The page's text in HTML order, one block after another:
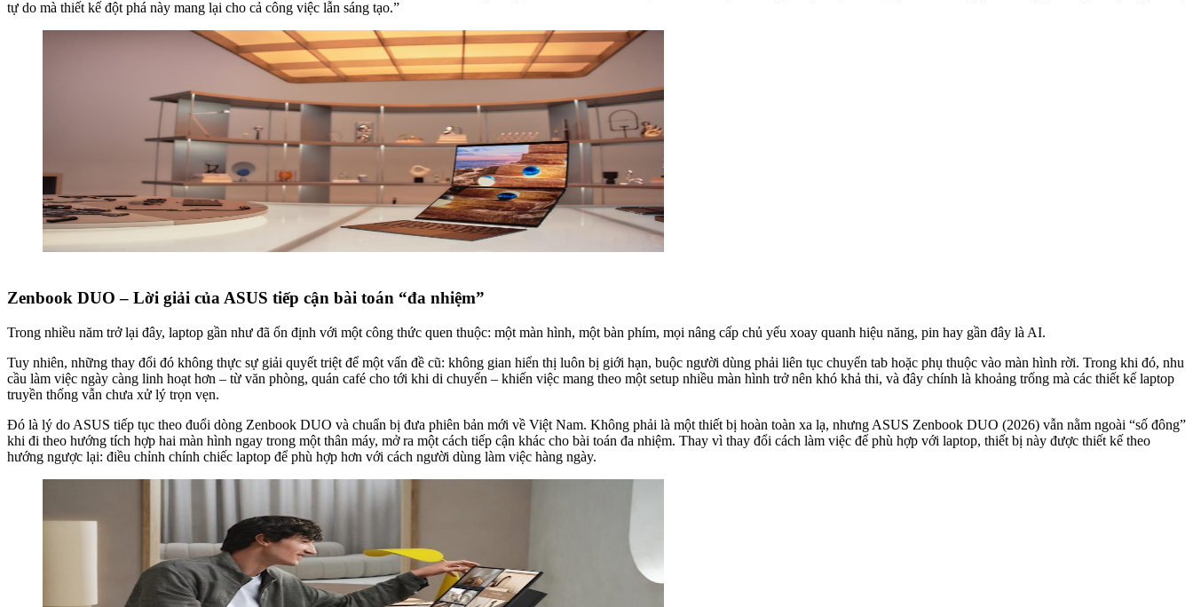
tự do mà thiết kế đột phá này mang lại cho cả công việc lẫn sáng tạo.”
Zenbook DUO – Lời giải của ASUS tiếp cận bài toán “đa nhiệm”
Trong nhiều năm trở lại đây, laptop gần như đã ổn định với một công thức quen thuộc: một màn hình, một bàn phím, mọi nâng cấp chủ yếu xoay quanh hiệu năng, pin hay gần đây là AI.
Tuy nhiên, những thay đổi đó không thực sự giải quyết triệt để một vấn đề cũ: không gian hiển thị luôn bị giới hạn, buộc người dùng phải liên tục chuyển tab hoặc phụ thuộc vào màn hình rời. Trong khi đó, nhu
cầu làm việc ngày càng linh hoạt hơn – từ văn phòng, quán café cho tới khi di chuyển – khiến việc mang theo một setup nhiều màn hình trở nên khó khả thi, và đây chính là khoảng trống mà các thiết kế laptop
truyền thống vẫn chưa xử lý trọn vẹn.
Đó là lý do ASUS tiếp tục theo đuổi dòng Zenbook DUO và chuẩn bị đưa phiên bản mới về Việt Nam. Không phải là một thiết bị hoàn toàn xa lạ, nhưng ASUS Zenbook DUO (2026) vẫn nằm ngoài “số đông”
khi đi theo hướng tích hợp hai màn hình ngay trong một thân máy, mở ra một cách tiếp cận khác cho bài toán đa nhiệm. Thay vì thay đổi cách làm việc để phù hợp với laptop, thiết bị này được thiết kế theo
hướng ngược lại: điều chỉnh chính chiếc laptop để phù hợp hơn với cách người dùng làm việc hàng ngày.